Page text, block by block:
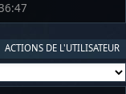
ACTIONS DE L'UTILISATEUR